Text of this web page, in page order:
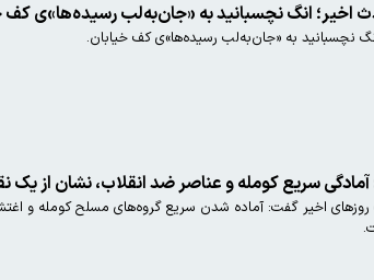
اخیر؛ انگ نچسبانید به «جان‌به‌لب رسیده‌ها»ی کف
نچسبانید به «جان‌به‌لب رسیده‌ها»ی کف خیابان.
روزهای اخیر گفت: آماده شدن سریع گروه‌های مسلح کومله